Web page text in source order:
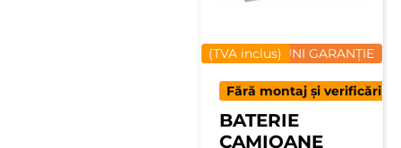
12 LUNI GARANȚIE
(TVA inclus)
Fără montaj și verificări
BATERIE
CAMIOANE